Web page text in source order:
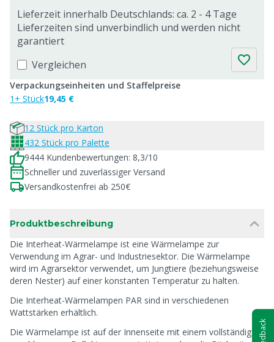
Lieferzeit innerhalb Deutschlands: ca. 2 - 4 Tage
Lieferzeiten sind unverbindlich und werden nicht
garantiert
Vergleichen
Verpackungseinheiten und Staffelpreise
1+ Stück19,45 €
12 Stück pro Karton
432 Stück pro Palette
9444 Kundenbewertungen: 8,3/10
Schneller und zuverlässiger Versand
Versandkostenfrei ab 250€
Produktbeschreibung
Die Interheat-Wärmelampe ist eine Wärmelampe zur
Verwendung im Agrar- und Industriesektor. Die Wärmelampe
wird im Agrarsektor verwendet, um Jungtiere (beziehungsweise
deren Nester) auf einer konstanten Temperatur zu halten.
Die Interheat-Wärmelampen PAR sind in verschiedenen
Wattstärken erhältlich.
Die Wärmelampe ist auf der Innenseite mit einem vollständig